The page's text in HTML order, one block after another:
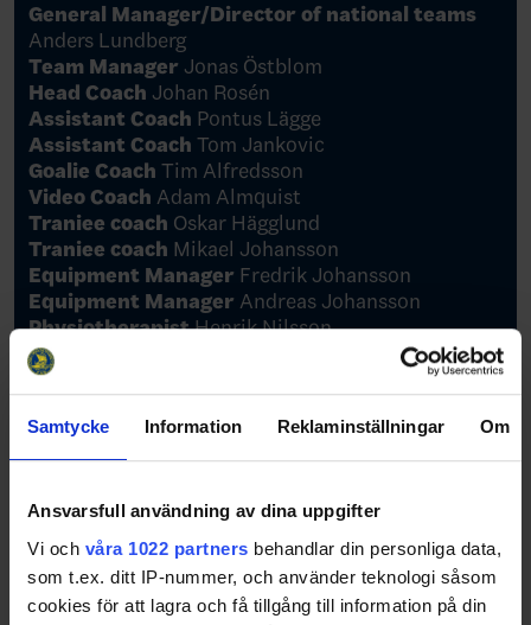
Samtycke Information Reklaminställningar Om
Ansvarsfull användning av dina uppgifter
Vi och våra 1022 partners behandlar din personliga data,
som t.ex. ditt IP-nummer, och använder teknologi såsom
cookies för att lagra och få tillgång till information på din
General Manager/Director of national teams
Anders Lundberg
Team Manager Jonas Östblom
Head Coach Johan Rosén
Assistant Coach Pontus Lägge
Assistant Coach Tom Jankovic
Goalie Coach Tim Alfredsson
Video Coach Adam Almquist
Traniee coach Oskar Hägglund
Traniee coach Mikael Johansson
Equipment Manager Fredrik Johansson
Equipment Manager Andreas Johansson
PhysiotherapistHenrik Nilsson
Physiotherapist
Strength and conditioning coach
National Teams AssistantHanna Carling